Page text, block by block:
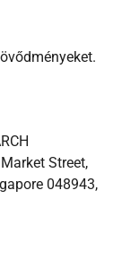
Street,
048943,